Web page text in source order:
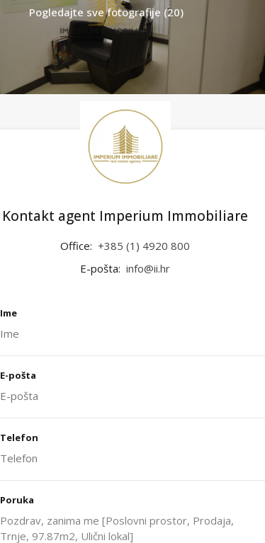
Pogledajte sve fotografije (20)
Kontakt agent Imperium Immobiliare
Office: +385 (1) 4920 800
E-pošta: info@ii.hr
Ime
E-pošta
Telefon
Poruka